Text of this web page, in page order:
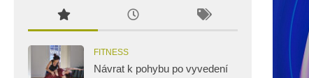
FITNESS
Návrat k pohybu po vyvedení